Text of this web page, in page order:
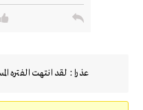
عذرا : لقد انتهت الفتره